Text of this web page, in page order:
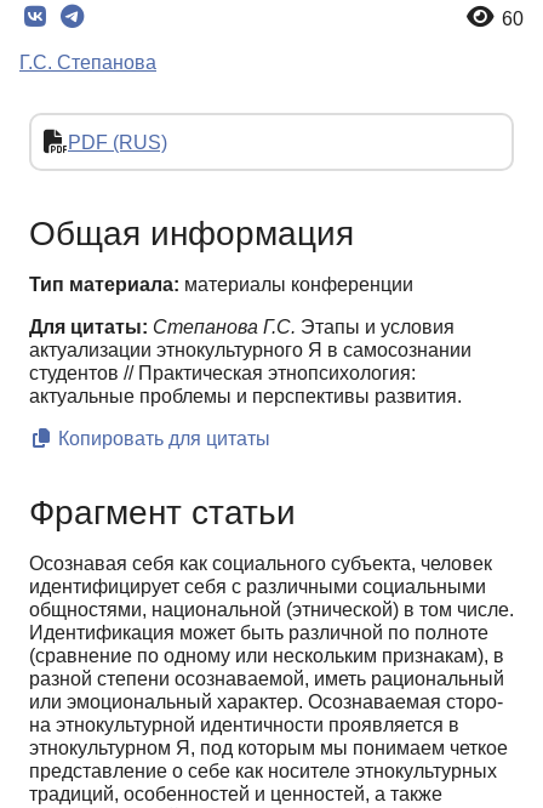
60
Г.С. Степанова
PDF (RUS)
Общая информация
Тип материала: материалы конференции
Для цитаты: Степанова Г.С. Этапы и условия
актуализации этнокультурного Я в самосознании
студентов // Практическая этнопсихология:
актуальные проблемы и перспективы развития.
Копировать для цитаты
Фрагмент статьи
Осознавая себя как социального субъекта, человек
идентифицирует себя с различными социальными
общностями, национальной (этнической) в том числе.
Идентификация может быть различной по полноте
(сравне­ние по одному или нескольким признакам), в
разной степени осознаваемой, иметь рациональный
или эмоциональный характер. Осознаваемая сторо­
на этнокультурной идентичности проявляется в
этнокультурном Я, под ко­торым мы понимаем четкое
представление о себе как носителе этнокультурных
традиций, особенностей и ценностей, а также